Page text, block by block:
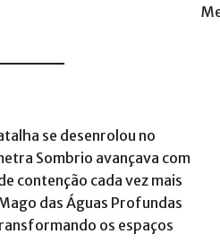
se desenrolou no
Sombrio avançava com
contenção cada vez mais
das Águas Profundas
os espaços